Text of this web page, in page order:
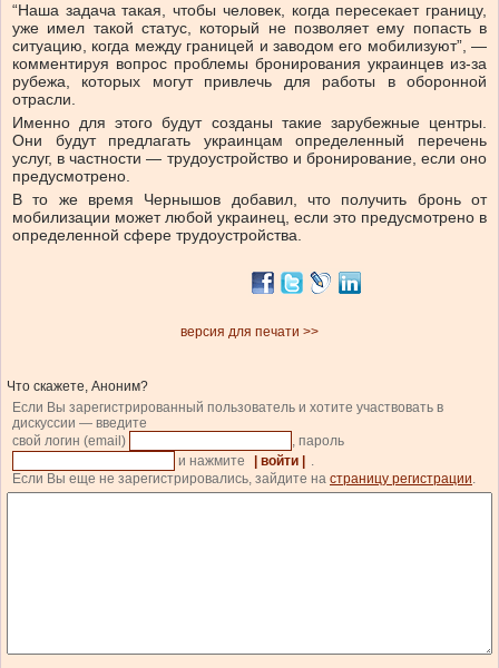
“Наша задача такая, чтобы человек, когда пересекает границу,
уже имел такой статус, который не позволяет ему попасть в
ситуацию, когда между границей и заводом его мобилизуют”, —
комментируя вопрос проблемы бронирования украинцев из-за
рубежа, которых могут привлечь для работы в оборонной
отрасли.
Именно для этого будут созданы такие зарубежные центры.
Они будут предлагать украинцам определенный перечень
услуг, в частности — трудоустройство и бронирование, если оно
предусмотрено.
В то же время Чернышов добавил, что получить бронь от
мобилизации может любой украинец, если это предусмотрено в
определенной сфере трудоустройства.
версия для печати >>
Что скажете, Аноним?
Если Вы зарегистрированный пользователь и хотите участвовать в
дискуссии — введите
свой логин (email)
, пароль
и нажмите
| войти |
.
Если Вы еще не зарегистрировались, зайдите на страницу регистрации.